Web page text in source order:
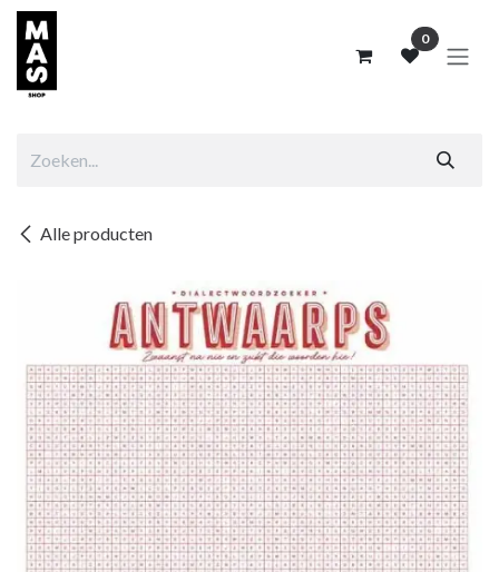
Overslaan naar inhoud
0
Alle producten